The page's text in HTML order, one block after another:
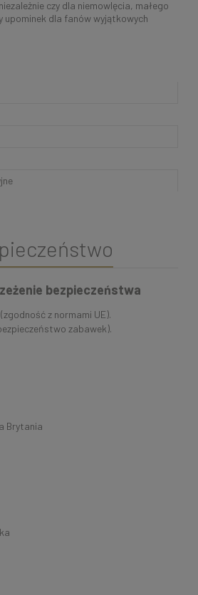
czy dla niemowlęcia, małego
upominek dla fanów wyjątkowych
bezpieczeństwa
z normami UE).
zabawek).
Brytania